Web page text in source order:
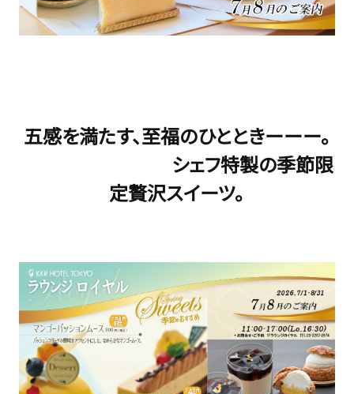
五感を満たす、至福のひとときーーー。
シェフ特製の季節限
定贅沢スイーツ。